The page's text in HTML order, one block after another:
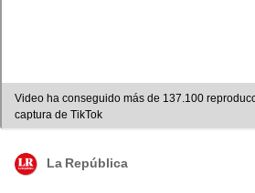
Video ha conseguido más de 137.100
captura de TikTok
La República